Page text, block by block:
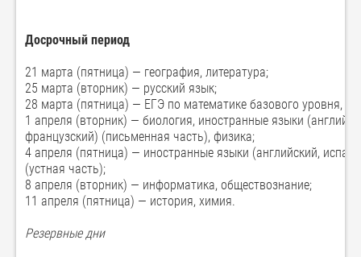
Досрочный период
21 марта (пятница) — география, литература;
25 марта (вторник) — русский язык;
28 марта (пятница) — ЕГЭ по математике базового уровня,
1 апреля (вторник) — биология, иностранные языки
французский) (письменная часть), физика;
4 апреля (пятница) — иностранные языки (английский,
(устная часть);
8 апреля (вторник) — информатика, обществознание;
11 апреля (пятница) — история, химия.
Резервные дни